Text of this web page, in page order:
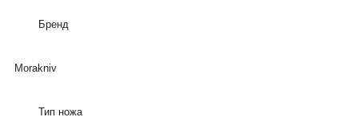
Бренд
Morakniv
Тип ножа